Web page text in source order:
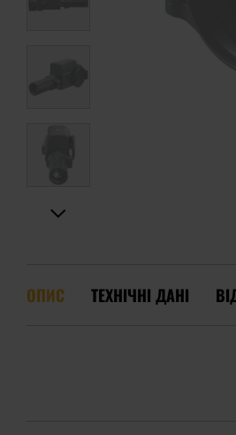
ОПИС ТЕХНІЧНІ ДАНІ